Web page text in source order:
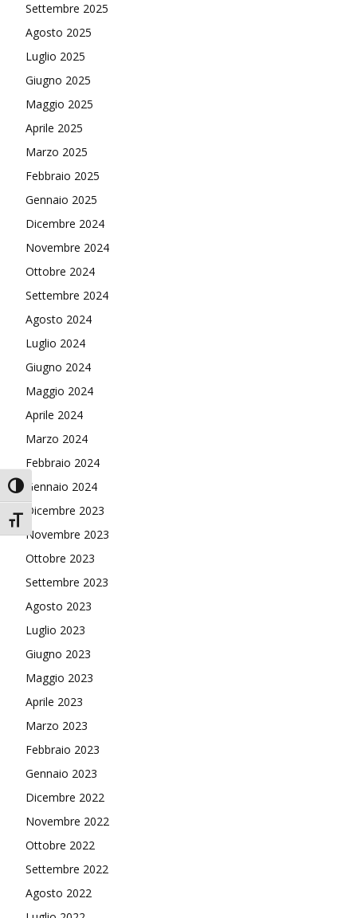
Attiva/disattiva alto contrasto
Attiva/disattiva dimensione testo
Settembre 2025
Agosto 2025
Luglio 2025
Giugno 2025
Maggio 2025
Aprile 2025
Marzo 2025
Febbraio 2025
Gennaio 2025
Dicembre 2024
Novembre 2024
Ottobre 2024
Settembre 2024
Agosto 2024
Luglio 2024
Giugno 2024
Maggio 2024
Aprile 2024
Marzo 2024
Febbraio 2024
Gennaio 2024
Dicembre 2023
Novembre 2023
Ottobre 2023
Settembre 2023
Agosto 2023
Luglio 2023
Giugno 2023
Maggio 2023
Aprile 2023
Marzo 2023
Febbraio 2023
Gennaio 2023
Dicembre 2022
Novembre 2022
Ottobre 2022
Settembre 2022
Agosto 2022